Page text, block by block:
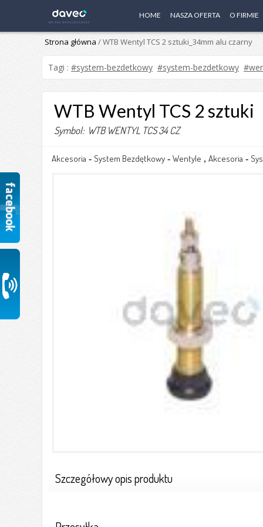
HOME NASZA OFERTA O FIRMIE
Strona główna / WTB Wentyl TCS 2 sztuki_34mm alu czarny
Tagi : #system-bezdetkowy #system-bezdetkowy
WTB Wentyl TCS 2 sztuki
Symbol: WTB WENTYL TCS 34 CZ
Akcesoria - System Bezdętkowy - Wentyle , Akcesoria -
Szczegółowy opis produktu